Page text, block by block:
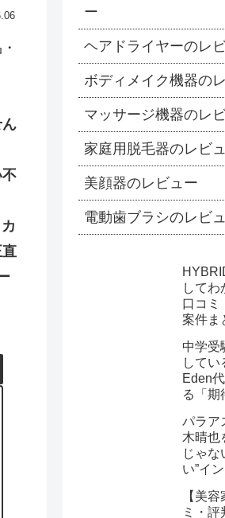
ー
ヘアドライヤーのレ
ボディメイク機器の
マッサージ機器のレ
家庭用脱毛器のレビ
美顔器のレビュー
電動歯ブラシのレビ
してわ
口コミ
案件ま
中学受
してい
Eden
る「期
と、間
いう選
パラア
木晴也
じゃな
い”イ
を長
【美
ミ・